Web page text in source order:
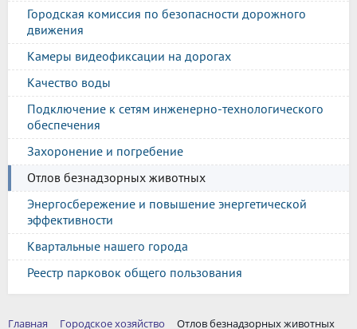
Городская комиссия по безопасности дорожного
движения
Камеры видеофиксации на дорогах
Качество воды
Подключение к сетям инженерно-технологического
обеспечения
Захоронение и погребение
Отлов безнадзорных животных
Энергосбережение и повышение энергетической
эффективности
Квартальные нашего города
Реестр парковок общего пользования
Главная Городское хозяйство Отлов безнадзорных животных